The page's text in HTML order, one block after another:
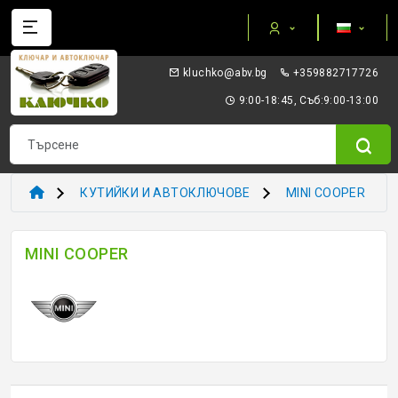
gb.vba@okhculk +359882717726
9:00-18:45, Съб:9:00-13:00
Категории
AUTEL ПРИБОРИ И ОБОРУДВАНЕ
I/O TERMINAL
KEYDIY - ПРИБОРИ КЛЮЧОВЕ ТРАНСПОНДЕРИ
ТРАНСПОНДЕР И ECU ПРИБОРИ
ТРАНСПОНДЕР ЧИПОВЕ
ЗАГОТОВКИ ДРУГИ
КУТИЙКИ И АВТОКЛЮЧОВЕ MINI COOPER
MINI COOPER